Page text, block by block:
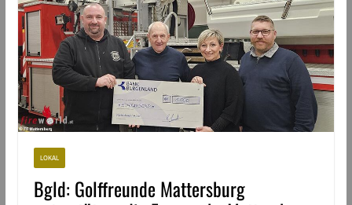
LOKAL
Bgld: Golffreunde Mattersburg